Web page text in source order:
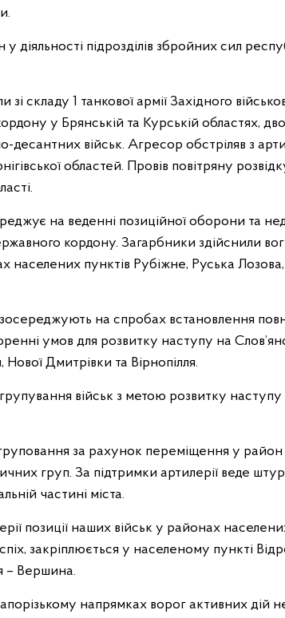
підрозділів збройних сил
складу 1 танкової армії Західного
у Брянській та Курській областях,
військ. Агресор обстріляв з
областей. Провів повітряну
на веденні позиційної оборони та
кордону. Загарбники здійснили
населених пунктів Рубіжне, Руська
на спробах встановлення
умов для розвитку наступу на
Дмитрівки та Вірнопілля.
військ з метою розвитку
за рахунок переміщення у
груп. За підтримки артилерії веде
частині міста.
позиції наших військ у районах
закріплюється у населеному пункті
– Вершина.
напрямках ворог активних дій